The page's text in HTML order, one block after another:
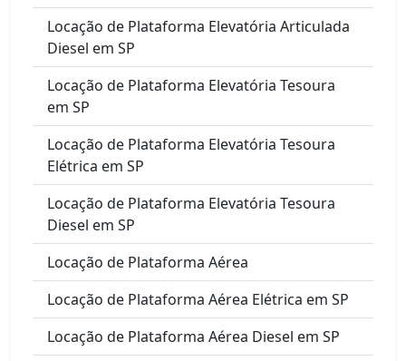
Locação de Plataforma Elevatória Articulada
Diesel em SP
Locação de Plataforma Elevatória Tesoura
em SP
Locação de Plataforma Elevatória Tesoura
Elétrica em SP
Locação de Plataforma Elevatória Tesoura
Diesel em SP
Locação de Plataforma Aérea
Locação de Plataforma Aérea Elétrica em SP
Locação de Plataforma Aérea Diesel em SP